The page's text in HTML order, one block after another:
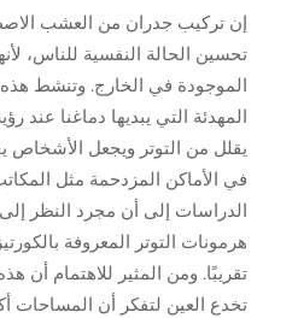
إن تركيب جدران من العشب
تحسين الحالة النفسية للناس،
الموجودة في الخارج. وتنشط هذه
المهدئة التي يبديها دماغنا عند
يقلل من التوتر ويجعل الأشخاص
في الأماكن المزدحمة مثل
الدراسات إلى أن مجرد النظر
تقريبًا. ومن المثير للاهتمام أن
تخدع العين لتفكر أن المساحات